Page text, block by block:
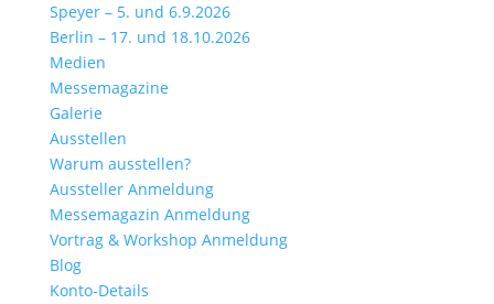
Speyer – 5. und 6.9.2026
Berlin – 17. und 18.10.2026
Medien
Messemagazine
Galerie
Ausstellen
Warum ausstellen?
Aussteller Anmeldung
Messemagazin Anmeldung
Vortrag & Workshop Anmeldung
Blog
Konto-Details